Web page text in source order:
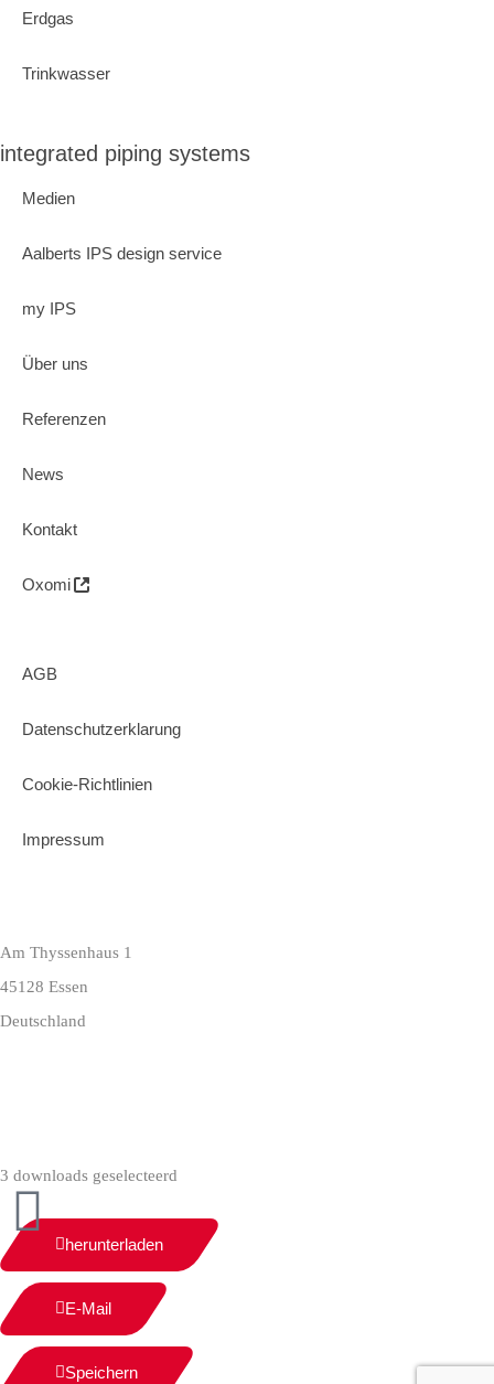
Erdgas
Trinkwasser
integrated piping systems
Medien
Aalberts IPS design service
my IPS
Über uns
Referenzen
News
Kontakt
Oxomi
AGB
Datenschutzerklarung
Cookie-Richtlinien
Impressum
Am Thyssenhaus 1
45128 Essen
Deutschland
3 downloads geselecteerd
herunterladen
E-Mail
Speichern